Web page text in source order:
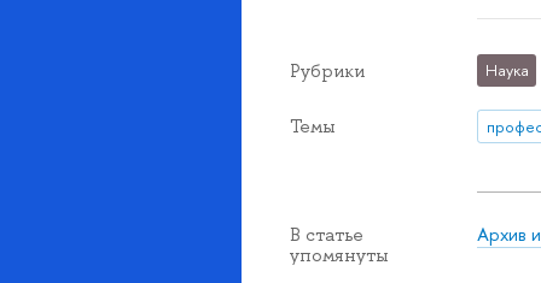
Рубрики Наука
Темы
В статье
упомянуты
Архив